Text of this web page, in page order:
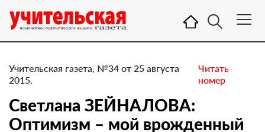
Учительская газета, №34 от 25 августа
2015.
Читать
номер
Светлана ЗЕЙНАЛОВА:
Оптимизм – мой врожденный